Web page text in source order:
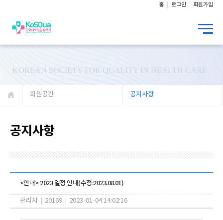
홈 로그인 회원가입
KOREAN SOCIETY FOR QUALITY IN HEALTH CARE
회원공간 공지사항
공지사항
<안내> 2023 일정 안내(수정:2023.08.01)
관리자 20169 2023-01-04 14:02:16